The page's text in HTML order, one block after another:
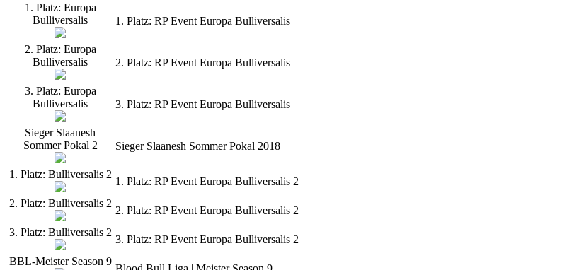
1. Platz: Europa
Bulliversalis
1. Platz: RP Event Europa Bulliversalis
2. Platz: Europa
Bulliversalis
2. Platz: RP Event Europa Bulliversalis
3. Platz: Europa
Bulliversalis
3. Platz: RP Event Europa Bulliversalis
Sieger Slaanesh
Sommer Pokal 2
Sieger Slaanesh Sommer Pokal 2018
1. Platz: Bulliversalis 2
1. Platz: RP Event Europa Bulliversalis 2
2. Platz: Bulliversalis 2
2. Platz: RP Event Europa Bulliversalis 2
3. Platz: Bulliversalis 2
3. Platz: RP Event Europa Bulliversalis 2
BBL-Meister Season 9